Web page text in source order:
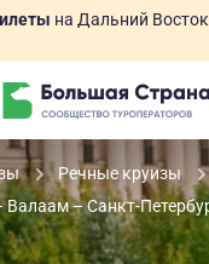
на Дальний
Речные круизы
Валаам – Санкт-